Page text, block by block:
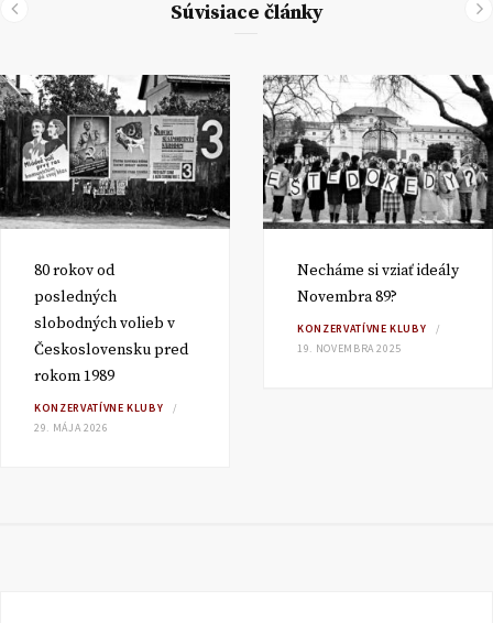
Súvisiace články
80 rokov od
posledných
slobodných volieb v
Československu pred
rokom 1989
KONZERVATÍVNE KLUBY
29. MÁJA 2026
Necháme si vziať ideály
Novembra 89?
KONZERVATÍVNE KLUBY
19. NOVEMBRA 2025